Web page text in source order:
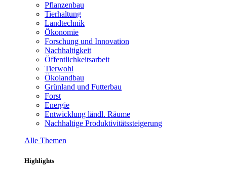
Pflanzenbau
Tierhaltung
Landtechnik
Ökonomie
Forschung und Innovation
Nachhaltigkeit
Öffentlichkeitsarbeit
Tierwohl
Ökolandbau
Grünland und Futterbau
Forst
Energie
Entwicklung ländl. Räume
Nachhaltige Produktivitätssteigerung
Alle Themen
Highlights